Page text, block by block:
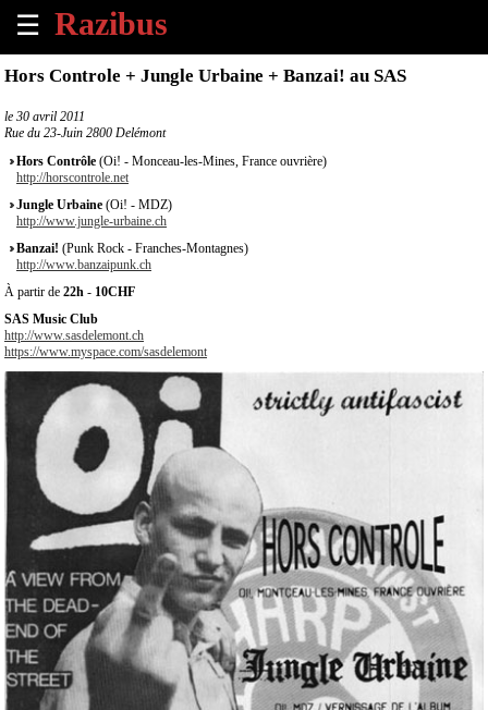
☰
×
Tous
les
évènements
à
venir
Annoncer
évènement
Contact
propos
Hors Controle + Jungle Urbaine + Banzai! au SAS
le 30 avril 2011
Rue du 23-Juin 2800 Delémont
Hors Contrôle (Oi! - Monceau-les-Mines, France ouvrière)
http://horscontrole.net
Jungle Urbaine (Oi! - MDZ)
http://www.jungle-urbaine.ch
Banzai! (Punk Rock - Franches-Montagnes)
http://www.banzaipunk.ch
À partir de 22h - 10CHF
SAS Music Club
http://www.sasdelemont.ch
https://www.myspace.com/sasdelemont